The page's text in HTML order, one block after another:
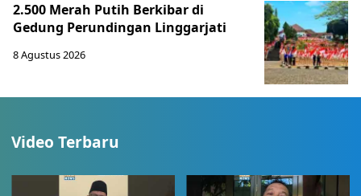
2.500 Merah Putih Berkibar di
Gedung Perundingan Linggarjati
8 Agustus 2026
Video Terbaru